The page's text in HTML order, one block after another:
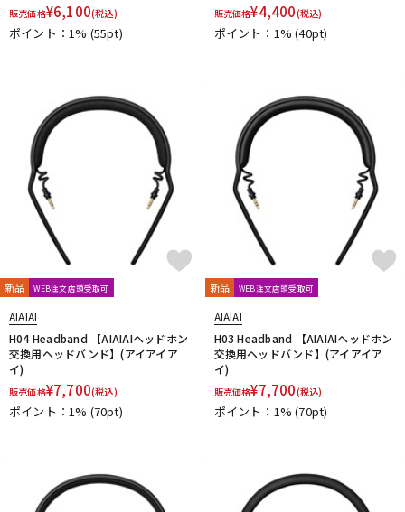
販売価格¥6,100(税込)
ポイント：1% (55pt)
販売価格¥4,400(税込)
ポイント：1%(40pt)
新品 WEB注文店頭受取可
AIAIAI
H04 Headband 【AIAIAIヘッドホン
交換用ヘッドバンド】(アイアイア
イ)
販売価格¥7,700(税込)
ポイント：1% (70pt)
新品 WEB注文店頭受取可
AIAIAI
H03 Headband 【AIAIAIヘッドホン
交換用ヘッドバンド】(アイアイア
イ)
販売価格¥7,700(税込)
ポイント：1%(70pt)